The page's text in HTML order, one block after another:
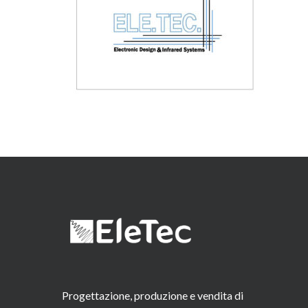
Progettazione, produzione e vendita di